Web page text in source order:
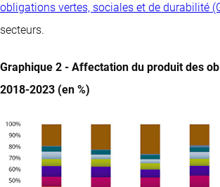
obligations vertes, sociales et de durabilité
secteurs.
Graphique 2 - Affectation du produit des
2018-2023 (en %)